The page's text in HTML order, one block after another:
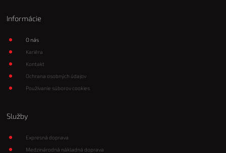
Informácie
O nás
Kariéra
Kontakt
Ochrana osobných údajov
Používanie súborov cookies
Služby
Expresná doprava
Medzinárodná nákladná doprava